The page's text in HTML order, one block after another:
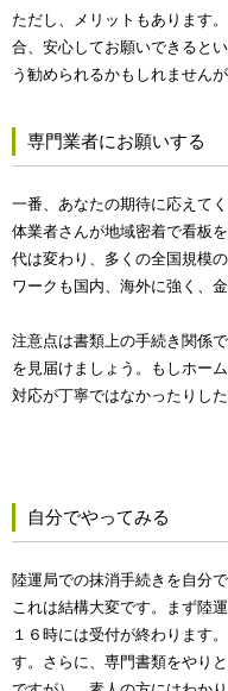
ただし、メリットもあります
合、安心してお願いできると
う勧められるかもしれませんが
専門業者にお願いする
一番、あなたの期待に応えて
体業者さんが地域密着で看板
代は変わり、多くの全国規模
ワークも国内、海外に強く、
注意点は書類上の手続き関係
を見届けましょう。もしホー
対応が丁寧ではなかったりし
自分でやってみる
陸運局での抹消手続きを自分
これは結構大変です。まず陸
１６時には受付が終わります
す。さらに、専門書類をやり